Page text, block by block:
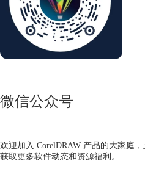
微信公众号
欢迎加入 CorelDRAW 产品的大家庭，
获取更多软件动态和资源福利。